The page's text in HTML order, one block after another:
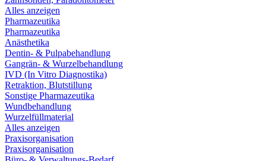
Alles anzeigen
Pharmazeutika
Pharmazeutika
Anästhetika
Dentin- & Pulpabehandlung
Gangrän- & Wurzelbehandlung
IVD (In Vitro Diagnostika)
Retraktion, Blutstillung
Sonstige Pharmazeutika
Wundbehandlung
Wurzelfüllmaterial
Alles anzeigen
Praxisorganisation
Praxisorganisation